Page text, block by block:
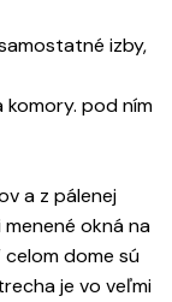
izby,
pod ním
a z pálenej
okná na
dome sú
je vo veľmi